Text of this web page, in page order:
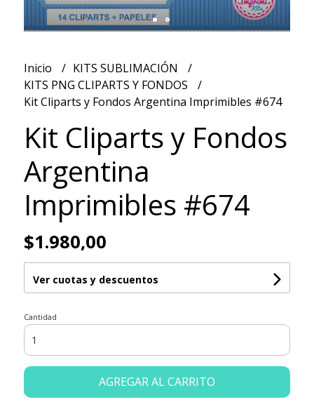
Inicio
KITS SUBLIMACIÓN
KITS PNG CLIPARTS Y FONDOS
Kit Cliparts y Fondos Argentina Imprimibles #674
Kit Cliparts y Fondos
Argentina
Imprimibles #674
$1.980,00
Ver cuotas y descuentos
Cantidad
AGREGAR AL CARRITO